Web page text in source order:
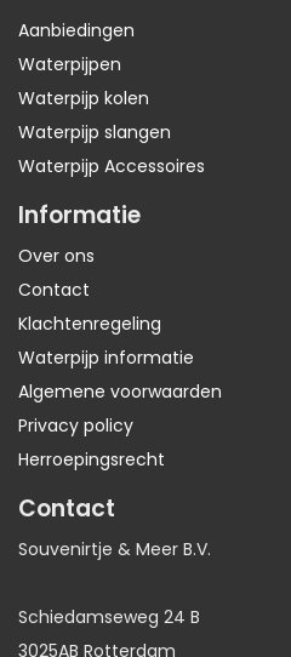
Aanbiedingen
Waterpijpen
Waterpijp kolen
Waterpijp slangen
Waterpijp Accessoires
Informatie
Over ons
Contact
Klachtenregeling
Waterpijp informatie
Algemene voorwaarden
Privacy policy
Herroepingsrecht
Contact
Souvenirtje & Meer B.V.
Schiedamseweg 24 B
3025AB Rotterdam